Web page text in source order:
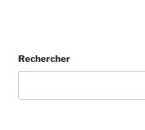
Rechercher